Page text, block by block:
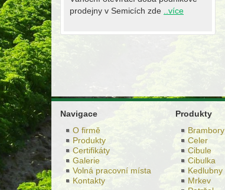
prodejny v Semicích zde
..více
Navigace
O firmě
Produkty
Certifikáty
Galerie
Volná pracovní místa
Kontakty
Produkty
Brambory
Celer
Cibule
Cibulka
Kedlubny
Mrkev